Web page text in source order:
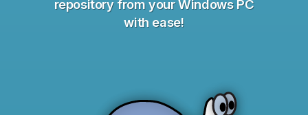
repository from your Windows PC
with ease!